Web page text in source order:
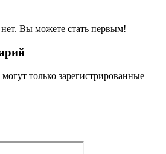
Вы можете стать первым!
только зарегистрированные